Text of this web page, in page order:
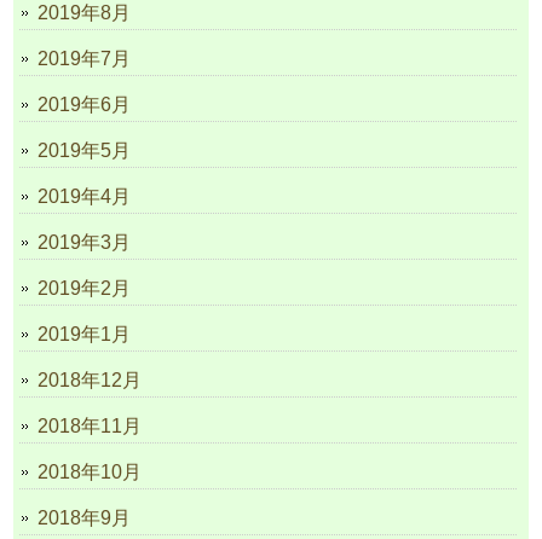
2019年8月
2019年7月
2019年6月
2019年5月
2019年4月
2019年3月
2019年2月
2019年1月
2018年12月
2018年11月
2018年10月
2018年9月